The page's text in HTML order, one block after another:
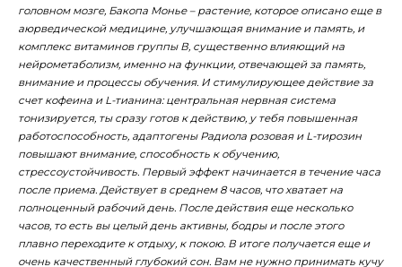
головном мозге, Бакопа Монье – растение, которое описано еще в
аюрведической медицине, улучшающая внимание и память, и
комплекс витаминов группы В, существенно влияющий на
нейрометаболизм, именно на функции, отвечающей за память,
внимание и процессы обучения. И стимулирующее действие за
счет кофеина и L-тианина: центральная нервная система
тонизируется, ты сразу готов к действию, у тебя повышенная
работоспособность, адаптогены Радиола розовая и L-тирозин
повышают внимание, способность к обучению,
стрессоустойчивость. Первый эффект начинается в течение часа
после приема. Действует в среднем 8 часов, что хватает на
полноценный рабочий день. После действия еще несколько
часов, то есть вы целый день активны, бодры и после этого
плавно переходите к отдыху, к покою. В итоге получается еще и
очень качественный глубокий сон. Вам не нужно принимать кучу